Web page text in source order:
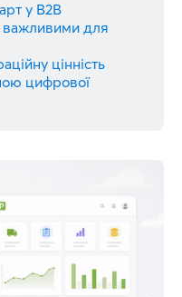
у B2B
важливими для
цінність
цифрової